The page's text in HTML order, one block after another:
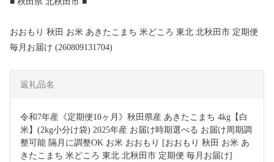
おおもり 秋田 お米 あきたこまち 米どころ 東北 北秋田市 定期便
毎月お届け (260809131704)
返礼品名
令和7年産《定期便10ヶ月》秋田県産 あきたこまち 4kg【白
米】(2kg小分け袋) 2025年産 お届け時期選べる お届け周期調
整可能 隔月に調整OK お米 おおもり [おおもり 秋田 お米 あ
きたこまち 米どころ 東北 北秋田市 定期便 毎月お届け]